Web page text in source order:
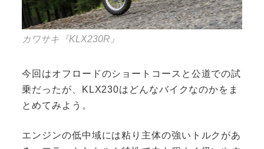
カワサキ『KLX230R』
今回はオフロードのショートコースと公道での試
乗だったが、KLX230はどんなバイクなのかをま
とめてみよう。
エンジンの低中域には粘り主体の強いトルクがあ